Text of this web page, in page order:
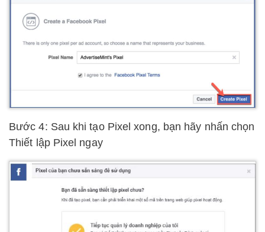
Bước 4: Sau khi tạo Pixel xong, bạn hãy nhấn chọn
Thiết lập Pixel ngay